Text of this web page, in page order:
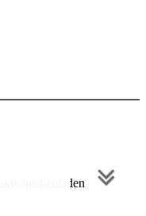
nachzuladen